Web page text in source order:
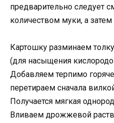
предварительно следует
количеством муки, а
Картошку разминаем
(для насыщения
Добавляем терпимо
перетираем сначала
Получается мягкая
Вливаем дрожжевой